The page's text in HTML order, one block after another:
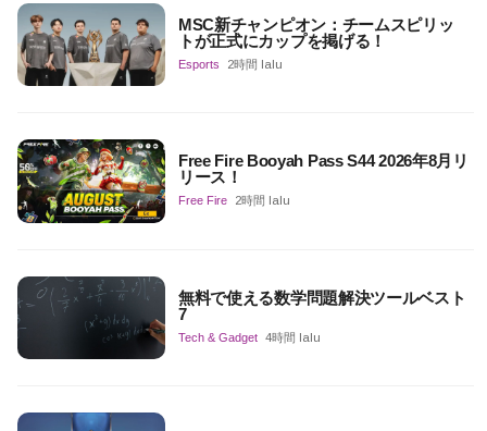
MSC新チャンピオン：チームスピリッ
トが正式にカップを掲げる！
Esports 2時間 lalu
Free Fire Booyah Pass S44 2026年8月リ
リース！
Free Fire 2時間 lalu
無料で使える数学問題解決ツールベスト
7
Tech & Gadget 4時間 lalu